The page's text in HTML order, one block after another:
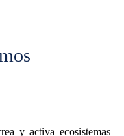
y activa ecosistemas